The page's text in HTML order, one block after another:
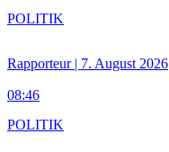
Rapporteur | 7. August 2026
08:46
POLITIK
POLITIK